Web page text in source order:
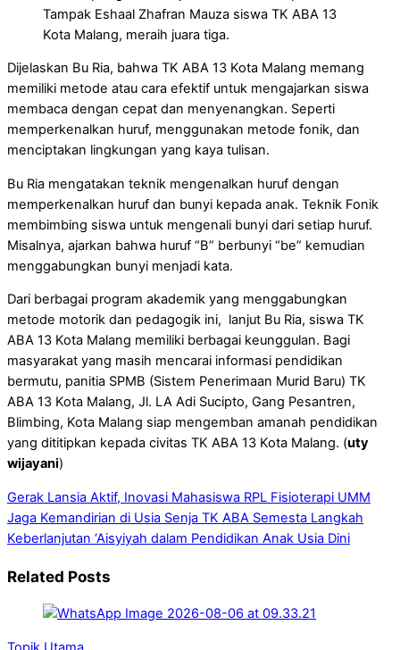
Tampak Eshaal Zhafran Mauza siswa TK ABA 13
Kota Malang, meraih juara tiga.
Dijelaskan Bu Ria, bahwa TK ABA 13 Kota Malang memang
memiliki metode atau cara efektif untuk mengajarkan siswa
membaca dengan cepat dan menyenangkan. Seperti
memperkenalkan huruf, menggunakan metode fonik, dan
menciptakan lingkungan yang kaya tulisan.
Bu Ria mengatakan teknik mengenalkan huruf dengan
memperkenalkan huruf dan bunyi kepada anak. Teknik Fonik
membimbing siswa untuk mengenali bunyi dari setiap huruf.
Misalnya, ajarkan bahwa huruf “B” berbunyi “be” kemudian
menggabungkan bunyi menjadi kata.
Dari berbagai program akademik yang menggabungkan
metode motorik dan pedagogik ini, lanjut Bu Ria, siswa TK
ABA 13 Kota Malang memiliki berbagai keunggulan. Bagi
masyarakat yang masih mencarai informasi pendidikan
bermutu, panitia SPMB (Sistem Penerimaan Murid Baru) TK
ABA 13 Kota Malang, Jl. LA Adi Sucipto, Gang Pesantren,
Blimbing, Kota Malang siap mengemban amanah pendidikan
yang dititipkan kepada civitas TK ABA 13 Kota Malang. (uty
wijayani)
Gerak Lansia Aktif, Inovasi Mahasiswa RPL Fisioterapi UMM
Jaga Kemandirian di Usia Senja TK ABA Semesta Langkah
Keberlanjutan ‘Aisyiyah dalam Pendidikan Anak Usia Dini
Related Posts